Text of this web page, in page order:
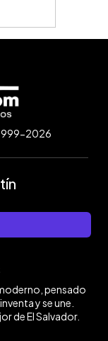
2026
pensado
y se une.
de El Salvador.